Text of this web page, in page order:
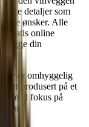
detaljer som
dine ønsker. Alle
gratis online
bygge din
er omhyggelig
er produsert på et
med fokus på